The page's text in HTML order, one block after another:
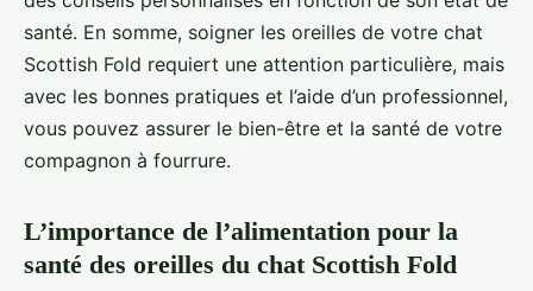
santé. En somme, soigner les oreilles de votre chat
Scottish Fold requiert une attention particulière, mais
avec les bonnes pratiques et l’aide d’un professionnel,
vous pouvez assurer le bien-être et la santé de votre
compagnon à fourrure.
L’importance de l’alimentation pour la
santé des oreilles du chat Scottish Fold